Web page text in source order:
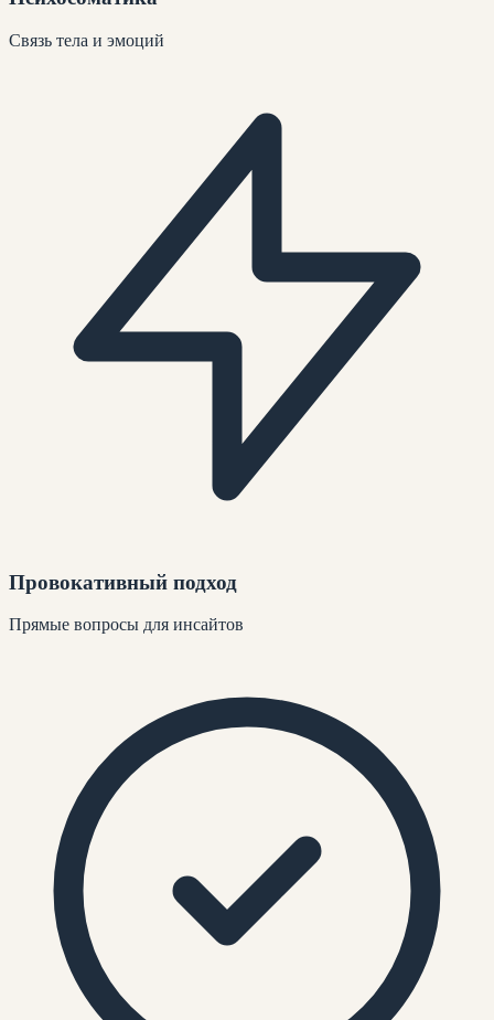
Связь тела и эмоций
Провокативный подход
Прямые вопросы для инсайтов